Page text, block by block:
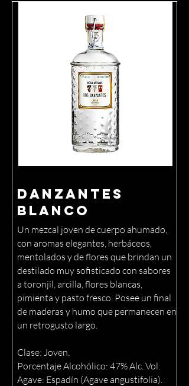
Danzantes
Blanco
Un mezcal joven de cuerpo ahumado,
con aromas elegantes, herbáceos,
mentolados y de flores que brindan un
destilado muy sofisticado con sabores
a toronjil, arcilla, flores blancas,
pimienta y pasto fresco. Posee un final
de maderas y humo que permanecen en
un retrogusto largo.
Clase: Joven.
Porcentaje Alcohólico: 47% Alc. Vol.
Agave: Espadín (Agave angustifolia).